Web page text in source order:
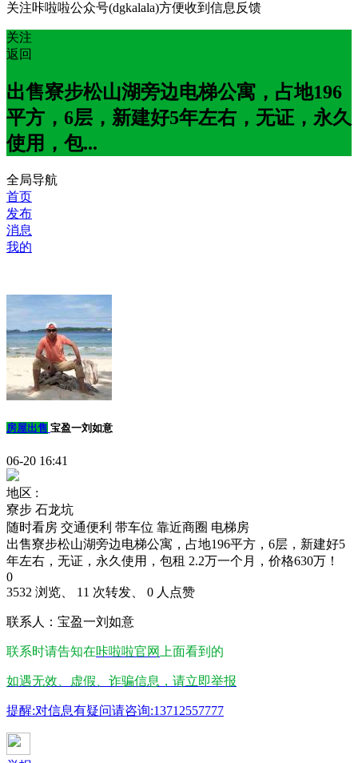
关注咔啦啦公众号(dgkalala)方便收到信息反馈
关注
返回
出售寮步松山湖旁边电梯公寓，占地196
平方，6层，新建好5年左右，无证，永久
使用，包...
全局导航
首页
发布
消息
我的
房屋出售 宝盈一刘如意
06-20 16:41
地区 :
寮步 石龙坑
随时看房 交通便利 带车位 靠近商圈 电梯房
出售寮步松山湖旁边电梯公寓，占地196平方，6层，新建好5
年左右，无证，永久使用，包租 2.2万一个月，价格630万！
0
3532 浏览、 11 次转发、 0 人点赞
联系人：宝盈一刘如意
联系时请告知在咔啦啦官网 上面看到的
如遇无效、虚假、诈骗信息，请立即举报
提醒:对信息有疑问请咨询:13712557777